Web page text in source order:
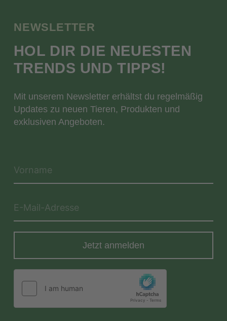
NEWSLETTER
HOL DIR DIE NEUESTEN
TRENDS UND TIPPS!
Mit unserem Newsletter erhältst du regelmäßig
Updates zu neuen Tieren, Produkten und
exklusiven Angeboten.
Jetzt anmelden